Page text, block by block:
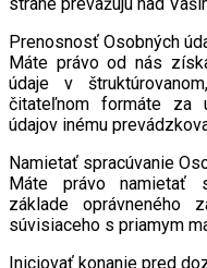
Prenosnosť Osobných
Máte právo od nás
údaje v
čitateľnom formáte za
údajov inému
Namietať spracúvanie
Máte právo namietať
základe oprávneného
súvisiaceho s priamym
Iniciovať konanie pred